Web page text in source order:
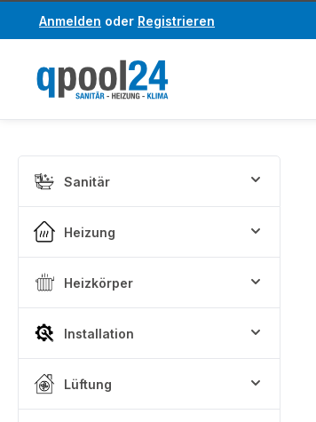
Hauptinhalt springen
Zur Suche springen
Anmelden oder Registrieren
Sanitär
Heizung
Heizkörper
Installation
Lüftung